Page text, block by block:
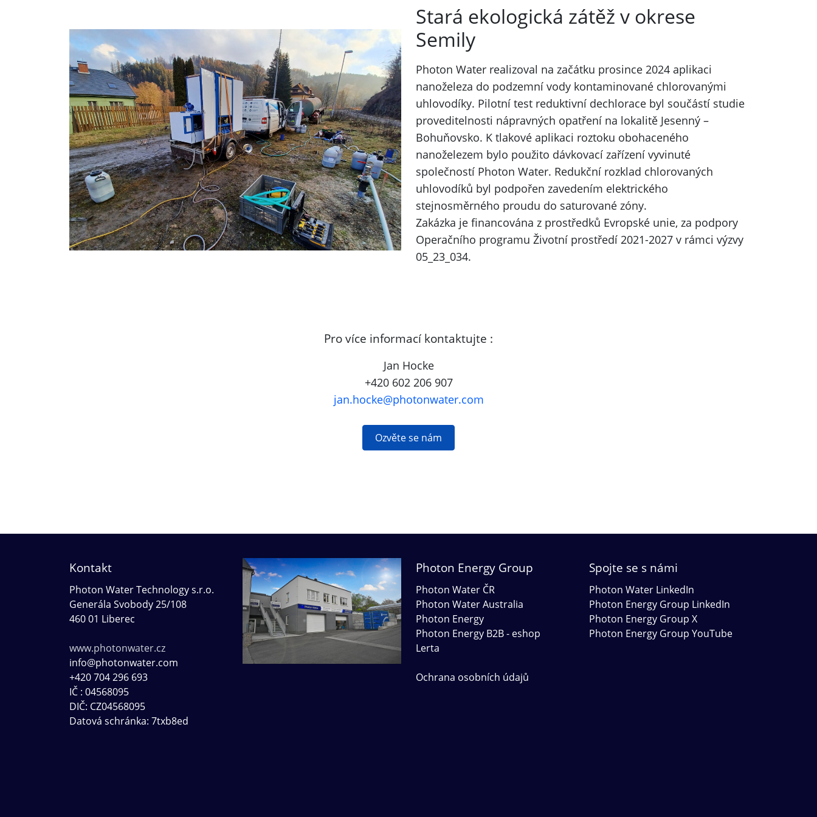
Stará ekologická zátěž v okrese
Semily
Photon Water realizoval na začátku prosince 2024 aplikaci
nanoželeza do podzemní vody kontaminované chlorovanými
uhlovodíky. Pilotní test reduktivní dechlorace byl součástí studie
proveditelnosti nápravných opatření na lokalitě Jesenný –
Bohuňovsko. K tlakové aplikaci roztoku obohaceného
nanoželezem bylo použito dávkovací zařízení vyvinuté
společností Photon Water. Redukční rozklad chlorovaných
uhlovodíků byl podpořen zavedením elektrického
stejnosměrného proudu do saturované zóny.
Zakázka je financována z prostředků Evropské unie, za podpory
Operačního programu Životní prostředí 2021-2027 v rámci výzvy
05_23_034.
Pro více informací kontaktujte :
Jan Hocke
+420 602 206 907
jan.hocke@photonwater.com
Ozvěte se nám
Kontakt
Photon Water Technology s.r.o.
Generála Svobody 25/108
460 01 Liberec
www.photonwater.cz
info@photonwater.com
+420 704 296 693
IČ : 04568095
DIČ: CZ04568095
Datová schránka: 7txb8ed
Photon Energy Group
Photon Water ČR
Photon Water Australia
Photon Energy
Photon Energy B2B - eshop
Lerta
Ochrana osobních údajů
Spojte se s námi
Photon Water LinkedIn
Photon Energy Group LinkedIn
Photon Energy Group X
Photon Energy Group YouTube